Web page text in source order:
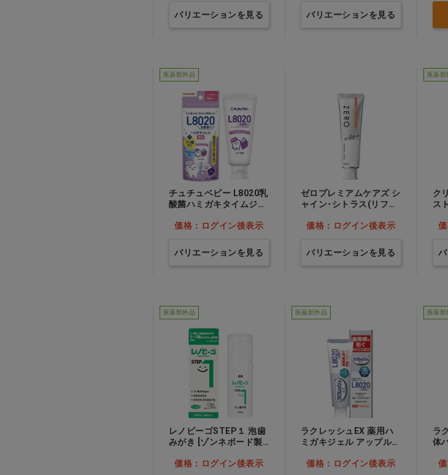
バリエーションを見る バリエーションを見る
医薬部外品
チュチュベビー L8020乳
酸菌ハミガキタイムジェ
価格：ログイン後表示
バリエーションを見る
ゼロプレミアムケアズ シ
ャイン･シトラス(リフレ
価格：ログイン後表示
バリエーションを見る
医薬部
ク
ス
医薬部外品
レノビーゴSTEP１ 泡歯
みがき [ゾンネボード製
他価格：ログイン後表示
医薬部外品
ラクレッシュEX 薬用ハ
ミガキジェル アップルミ
価格：ログイン後表示
医薬部
ラ
体